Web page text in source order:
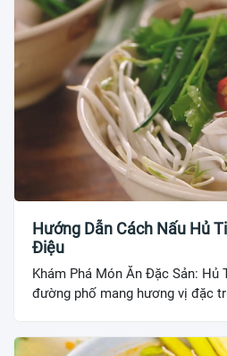
Hướng Dẫn Cách Nấu Hủ
Điệu
Khám Phá Món Ăn Đặc Sản: Hủ
đường phố mang hương vị đặc